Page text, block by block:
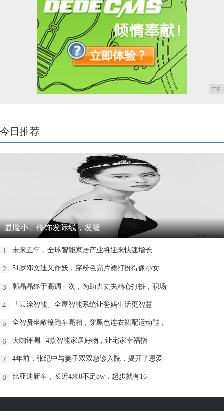
广告
今日推荐
显脸小、修饰发际线，发箍
1 未来五年，全球智能家居产业将迎来快速增长
2 51岁邓文迪又作妖，穿粉色亮片裙打扮得像小女
3 郭晶晶终于高调一次，为助力丈夫精心打扮，职场
4 「云涂智能」全屋智能系统让爸妈生活更智慧
5 全智贤坐敞篷跑车亮相，穿黑色连衣裙配运动鞋，
6 大咖评测 | 4款智能家居好物，让宅家幸福指
7 4年前，张纪中与妻子双双急诊入院，揭开了恩爱
8 比亚迪新车，长近4米8不足8w，起步就有16